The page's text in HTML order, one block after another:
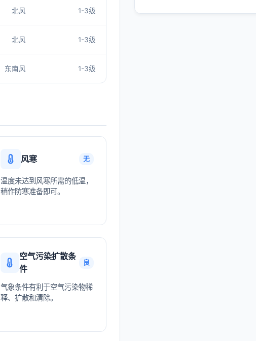
北风 1-3级
北风 1-3级
东南风 1-3级
风寒 无
温度未达到风寒所需的低温，
稍作防寒准备即可。
空气污染扩散条
件
良
气象条件有利于空气污染物稀
释、扩散和清除。